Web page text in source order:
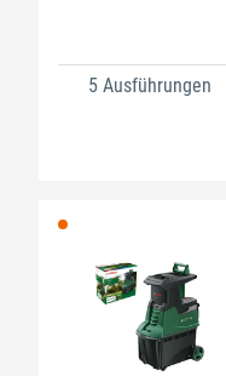
5 Ausführungen